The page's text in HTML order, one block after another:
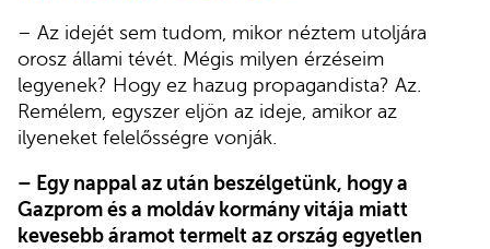
– Az idejét sem tudom, mikor néztem utoljára
orosz állami tévét. Mégis milyen érzéseim
legyenek? Hogy ez hazug propagandista? Az.
Remélem, egyszer eljön az ideje, amikor az
ilyeneket felelősségre vonják.
– Egy nappal az után beszélgetünk, hogy a
Gazprom és a moldáv kormány vitája miatt
kevesebb áramot termelt az ország egyetlen